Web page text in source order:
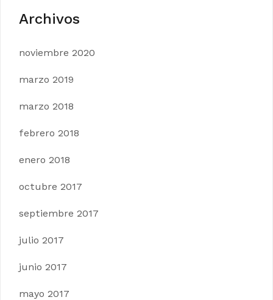
Archivos
noviembre 2020
marzo 2019
marzo 2018
febrero 2018
enero 2018
octubre 2017
septiembre 2017
julio 2017
junio 2017
mayo 2017